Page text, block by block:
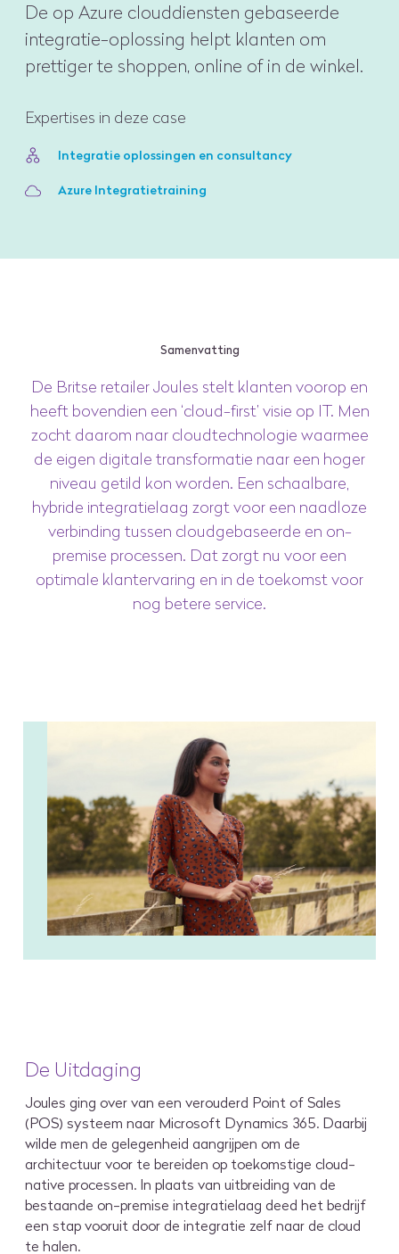
De op Azure clouddiensten gebaseerde
integratie-oplossing helpt klanten om
prettiger te shoppen, online of in de winkel.
Expertises in deze case
Integratie oplossingen en consultancy
Azure Integratietraining
Samenvatting
De Britse retailer Joules stelt klanten voorop en
heeft bovendien een ‘cloud-first’ visie op IT. Men
zocht daarom naar cloudtechnologie waarmee
de eigen digitale transformatie naar een hoger
niveau getild kon worden. Een schaalbare,
hybride integratielaag zorgt voor een naadloze
verbinding tussen cloudgebaseerde en on-
premise processen. Dat zorgt nu voor een
optimale klantervaring en in de toekomst voor
nog betere service.
De Uitdaging
Joules ging over van een verouderd Point of Sales
(POS) systeem naar Microsoft Dynamics 365. Daarbij
wilde men de gelegenheid aangrijpen om de
architectuur voor te bereiden op toekomstige cloud-
native processen. In plaats van uitbreiding van de
bestaande on-premise integratielaag deed het bedrijf
een stap vooruit door de integratie zelf naar de cloud
te halen.